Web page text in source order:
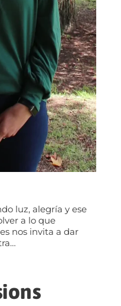
luz, alegría y ese
a lo que
nos invita a dar